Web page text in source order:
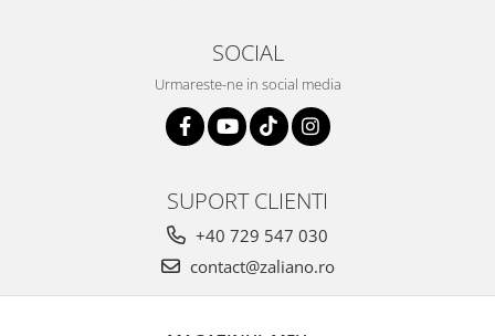
SOCIAL
Urmareste-ne in social media
SUPORT CLIENTI
+40 729 547 030
contact@zaliano.ro